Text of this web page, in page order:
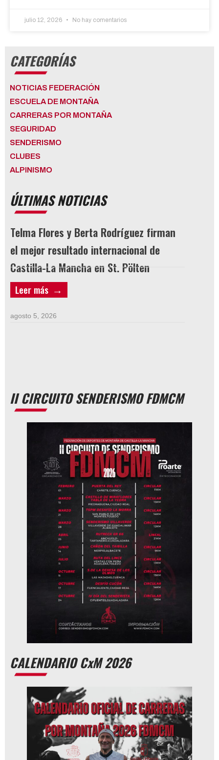
julio 12, 2026 No hay comentarios
CATEGORÍAS
NOTICIAS FEDERACIÓN
ESCUELA DE MONTAÑA
CARRERAS POR MONTAÑA
SEGURIDAD
SENDERISMO
CLUBES
ALPINISMO
ÚLTIMAS NOTICIAS
Telma Flores y Berta Rodríguez firman
el mejor resultado internacional de
Castilla-La Mancha en St. Pölten
agosto 5, 2026
Leer más
II CIRCUITO SENDERISMO FDMCM
CALENDARIO CxM 2026